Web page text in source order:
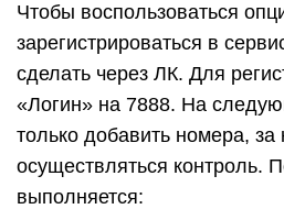
Чтобы воспользоваться
зарегистрироваться в
сделать через ЛК. Для
«Логин» на 7888. На
только добавить номера, за
осуществляться контроль.
выполняется: